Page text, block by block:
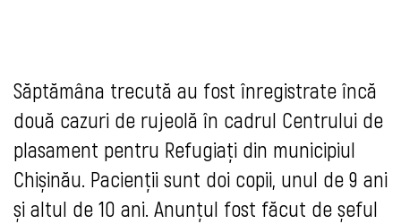
Săptămâna trecută au fost înregistrate încă
două cazuri de rujeolă în cadrul Centrului de
plasament pentru Refugiați din municipiul
Chișinău. Pacienții sunt doi copii, unul de 9 ani
și altul de 10 ani. Anunțul fost făcut de șeful